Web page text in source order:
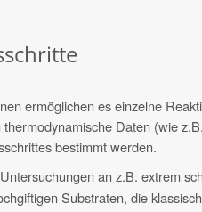
ermöglichen es einzelne
Daten (wie
bestimmt werden.
Untersuchungen an z.B. extrem
Substraten, die